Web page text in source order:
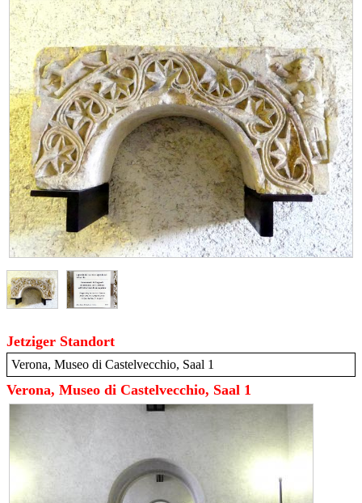
Jetziger Standort
Verona, Museo di Castelvecchio, Saal 1
Verona, Museo di Castelvecchio, Saal 1